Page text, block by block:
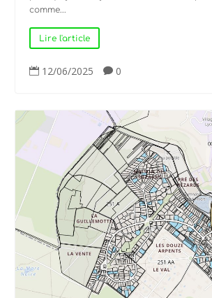
comme...
Lire l'article
 12/06/2025  0